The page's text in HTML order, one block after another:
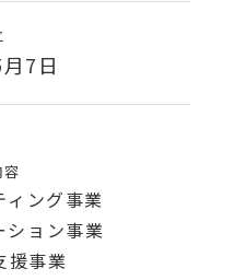
7日
ィング事業
ション事業
援事業